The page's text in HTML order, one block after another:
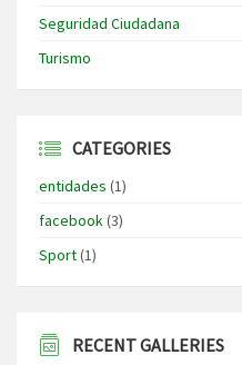
Seguridad Ciudadana
Turismo
CATEGORIES
entidades (1)
facebook(3)
Sport(1)
RECENT GALLERIES